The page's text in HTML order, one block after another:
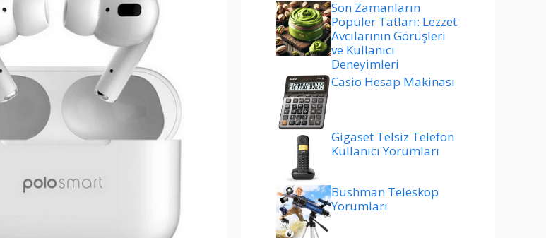
Son Zamanların
Popüler Tatları: Lezzet
Avcılarının Görüşleri
ve Kullanıcı
Deneyimleri
Casio Hesap Makinası
Gigaset Telsiz Telefon
Kullanıcı Yorumları
Bushman Teleskop
Yorumları